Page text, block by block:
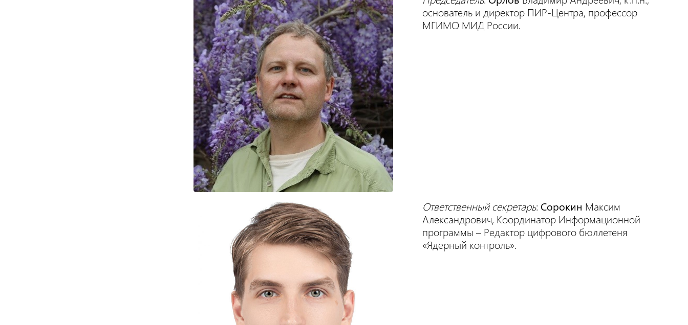
основатель и директор ПИР-Центра, профессор
МГИМО МИД России.
Ответственный секретарь: Сорокин Максим
Александрович, Координатор Информационной
программы – Редактор цифрового бюллетеня
«Ядерный контроль».